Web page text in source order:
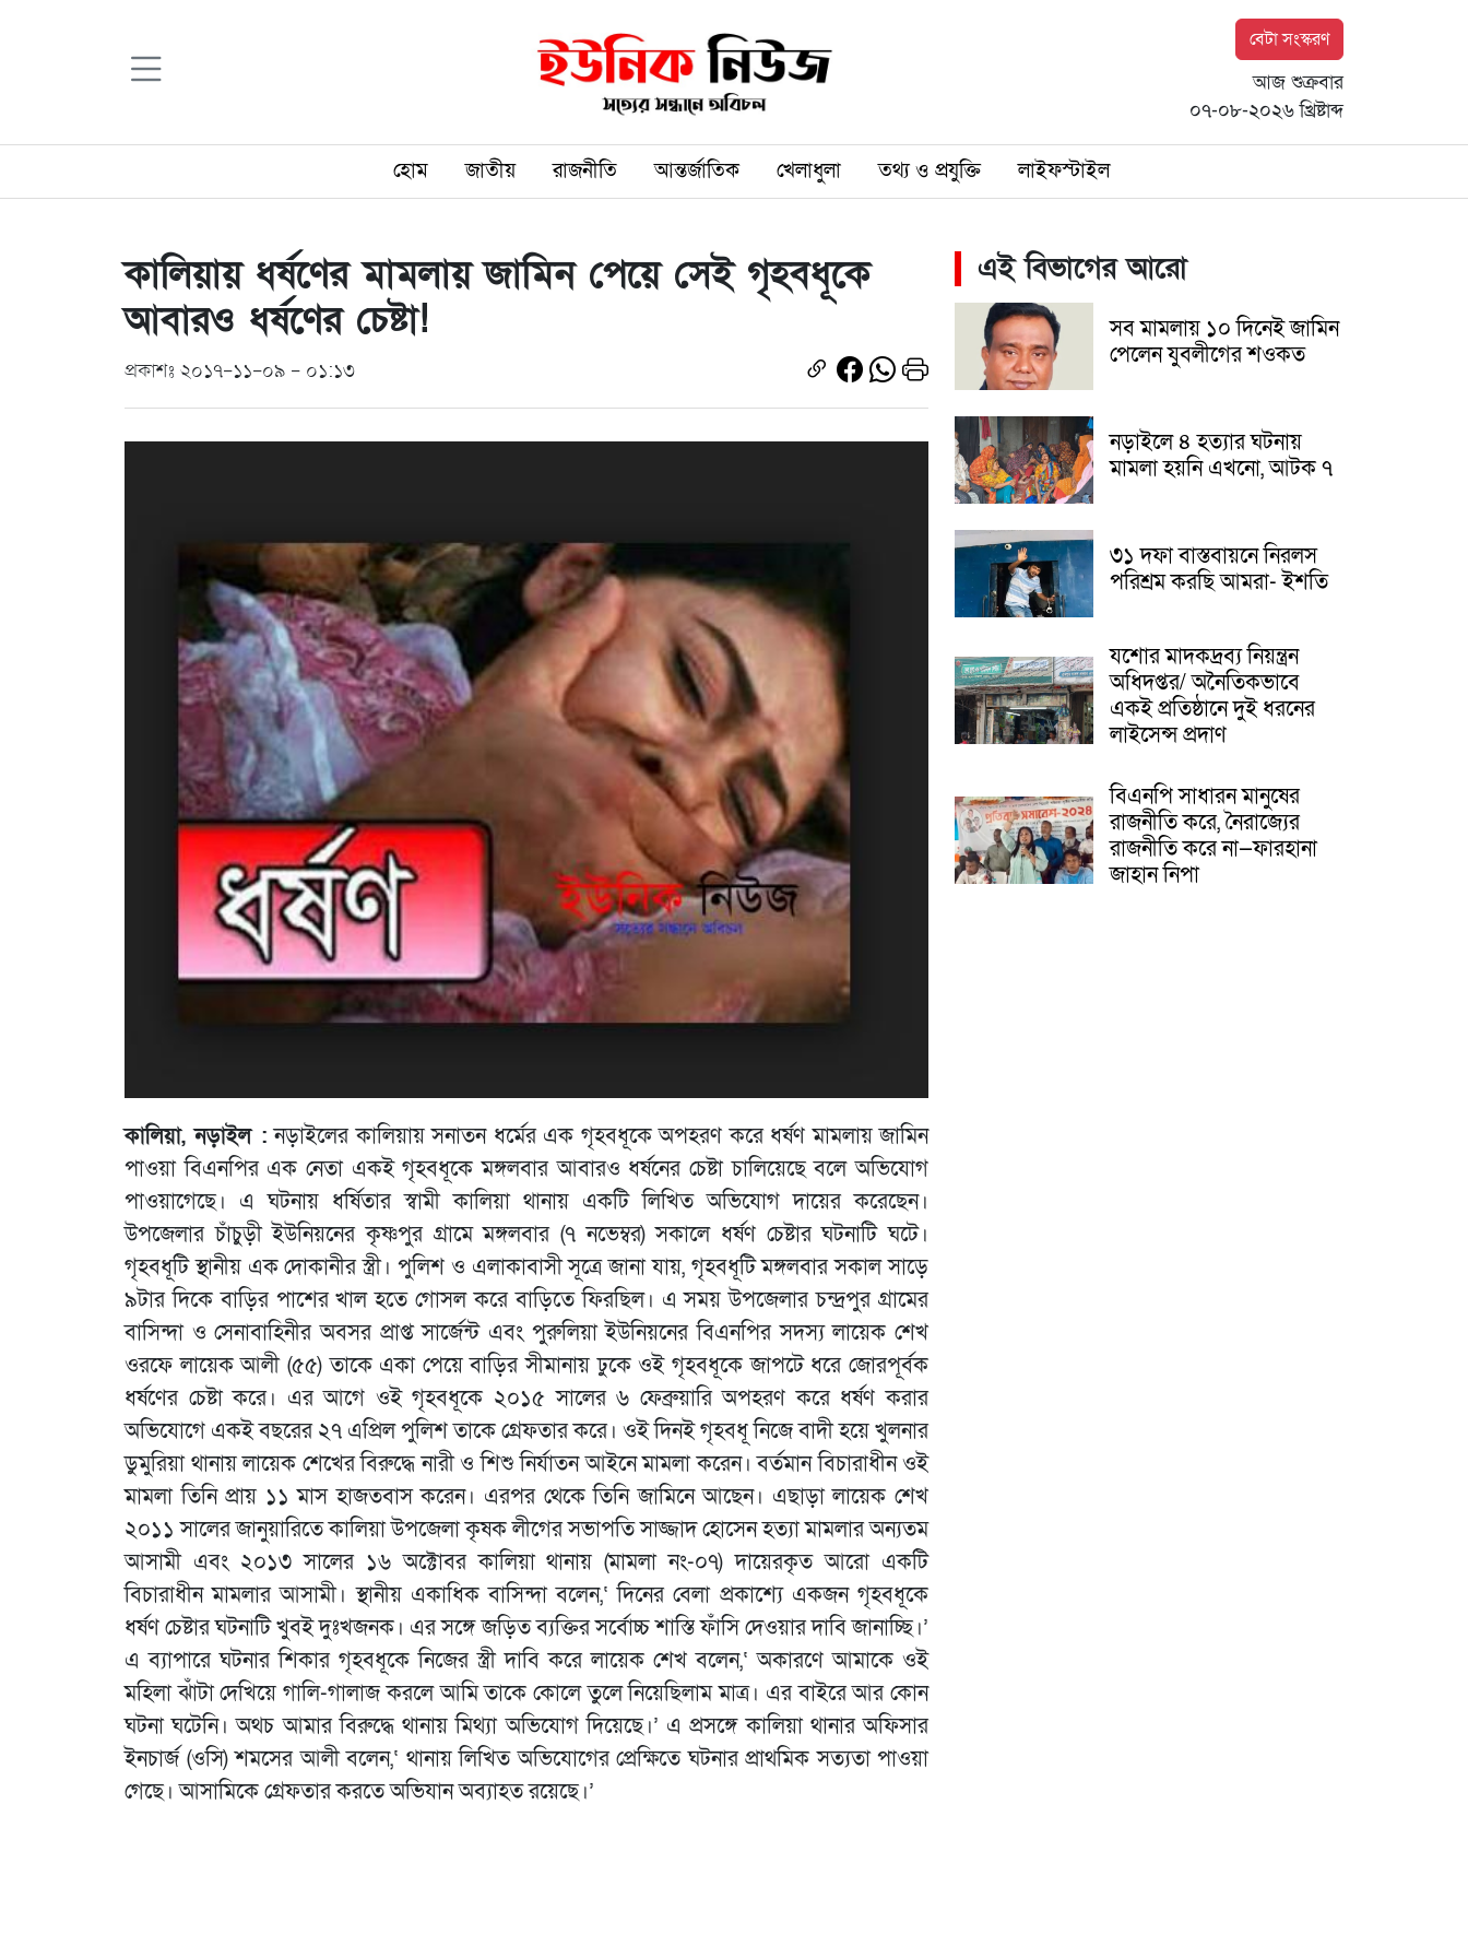
বেটা সংস্করণ
আজ শুক্রবার
০৭-০৮-২০২৬ খ্রিষ্টাব্দ
হোম জাতীয় রাজনীতি আন্তর্জাতিক খেলাধুলা তথ্য ও প্রযুক্তি লাইফস্টাইল
কালিয়ায় ধর্ষণের মামলায় জামিন পেয়ে সেই গৃহবধূকে
আবারও ধর্ষণের চেষ্টা!
প্রকাশঃ ২০১৭-১১-০৯ - ০১:১৩
কালিয়া, নড়াইল :নড়াইলের কালিয়ায় সনাতন ধর্মের এক গৃহবধূকে অপহরণ করে ধর্ষণ মামলায় জামিন
পাওয়া বিএনপির এক নেতা একই গৃহবধূকে মঙ্গলবার আবারও ধর্ষনের চেষ্টা চালিয়েছে বলে অভিযোগ
পাওয়াগেছে। এ ঘটনায় ধর্ষিতার স্বামী কালিয়া থানায় একটি লিখিত অভিযোগ দায়ের করেছেন।
উপজেলার চাঁচুড়ী ইউনিয়নের কৃষ্ণপুর গ্রামে মঙ্গলবার (৭ নভেম্বর) সকালে ধর্ষণ চেষ্টার ঘটনাটি ঘটে।
গৃহবধূটি স্থানীয় এক দোকানীর স্ত্রী। পুলিশ ও এলাকাবাসী সূত্রে জানা যায়, গৃহবধূটি মঙ্গলবার সকাল সাড়ে
৯টার দিকে বাড়ির পাশের খাল হতে গোসল করে বাড়িতে ফিরছিল। এ সময় উপজেলার চন্দ্রপুর গ্রামের
বাসিন্দা ও সেনাবাহিনীর অবসর প্রাপ্ত সার্জেন্ট এবং পুরুলিয়া ইউনিয়নের বিএনপির সদস্য লায়েক শেখ
ওরফে লায়েক আলী (৫৫) তাকে একা পেয়ে বাড়ির সীমানায় ঢুকে ওই গৃহবধূকে জাপটে ধরে জোরপূর্বক
ধর্ষণের চেষ্টা করে। এর আগে ওই গৃহবধূকে ২০১৫ সালের ৬ ফেব্রুয়ারি অপহরণ করে ধর্ষণ করার
অভিযোগে একই বছরের ২৭ এপ্রিল পুলিশ তাকে গ্রেফতার করে। ওই দিনই গৃহবধূ নিজে বাদী হয়ে খুলনার
ডুমুরিয়া থানায় লায়েক শেখের বিরুদ্ধে নারী ও শিশু নির্যাতন আইনে মামলা করেন। বর্তমান বিচারাধীন ওই
মামলা তিনি প্রায় ১১ মাস হাজতবাস করেন। এরপর থেকে তিনি জামিনে আছেন। এছাড়া লায়েক শেখ
২০১১ সালের জানুয়ারিতে কালিয়া উপজেলা কৃষক লীগের সভাপতি সাজ্জাদ হোসেন হত্যা মামলার অন্যতম
আসামী এবং ২০১৩ সালের ১৬ অক্টোবর কালিয়া থানায় (মামলা নং-০৭) দায়েরকৃত আরো একটি
বিচারাধীন মামলার আসামী। স্থানীয় একাধিক বাসিন্দা বলেন,‘ দিনের বেলা প্রকাশ্যে একজন গৃহবধূকে
ধর্ষণ চেষ্টার ঘটনাটি খুবই দুঃখজনক। এর সঙ্গে জড়িত ব্যক্তির সর্বোচ্চ শাস্তি ফাঁসি দেওয়ার দাবি জানাচ্ছি।’
এ ব্যাপারে ঘটনার শিকার গৃহবধূকে নিজের স্ত্রী দাবি করে লায়েক শেখ বলেন,‘ অকারণে আমাকে ওই
মহিলা ঝাঁটা দেখিয়ে গালি-গালাজ করলে আমি তাকে কোলে তুলে নিয়েছিলাম মাত্র। এর বাইরে আর কোন
ঘটনা ঘটেনি। অথচ আমার বিরুদ্ধে থানায় মিথ্যা অভিযোগ দিয়েছে।’ এ প্রসঙ্গে কালিয়া থানার অফিসার
ইনচার্জ (ওসি) শমসের আলী বলেন,‘ থানায় লিখিত অভিযোগের প্রেক্ষিতে ঘটনার প্রাথমিক সত্যতা পাওয়া
গেছে। আসামিকে গ্রেফতার করতে অভিযান অব্যাহত রয়েছে।’
এই বিভাগের আরো
সব মামলায় ১০ দিনেই জামিন
পেলেন যুবলীগের শওকত
নড়াইলে ৪ হত্যার ঘটনায়
মামলা হয়নি এখনো, আটক ৭
৩১ দফা বাস্তবায়নে নিরলস
পরিশ্রম করছি আমরা- ইশতি
যশোর মাদকদ্রব্য নিয়ন্ত্রন
অধিদপ্তর/ অনৈতিকভাবে
একই প্রতিষ্ঠানে দুই ধরনের
লাইসেন্স প্রদাণ
বিএনপি সাধারন মানুষের
রাজনীতি করে, নৈরাজ্যের
রাজনীতি করে না—ফারহানা
জাহান নিপা